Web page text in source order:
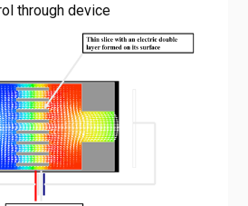
through device